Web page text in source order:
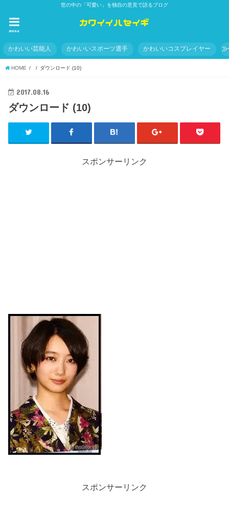
世の中の「可愛い」を独自の意見で語るブログ
menu
かわいい芸能人 かわいいスポーツ選手 かわいいコスプレイヤー
HOME ダウンロード (10)
2017.08.16
ダウンロード (10)
スポンサーリンク
スポンサーリンク